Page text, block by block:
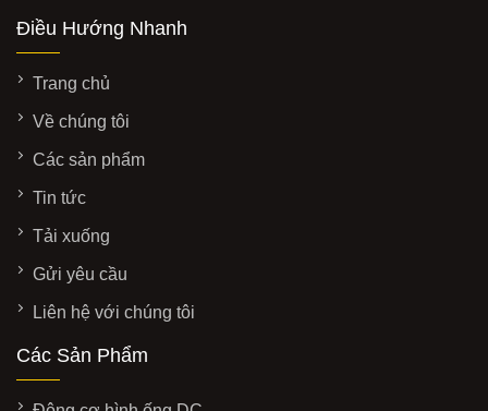
Điều Hướng Nhanh
Trang chủ
Về chúng tôi
Các sản phẩm
Tin tức
Tải xuống
Gửi yêu cầu
Liên hệ với chúng tôi
Các Sản Phẩm